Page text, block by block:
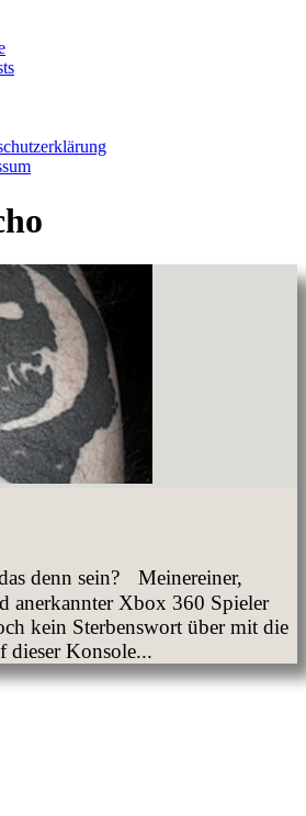
denn sein? Meinereiner,
anerkannter Xbox 360 Spieler
kein Sterbenswort über mit die
dieser Konsole...